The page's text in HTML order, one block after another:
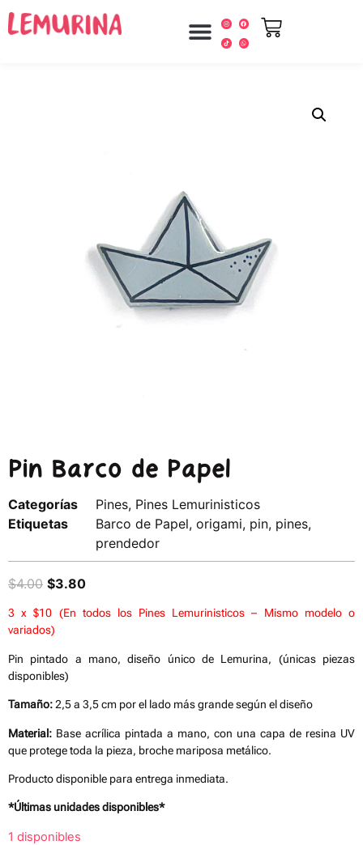
Pin Barco de Papel
Categorías Pines, Pines Lemurinisticos
Etiquetas
Barco de Papel, origami, pin, pines,
prendedor
$4.00 $3.80
3 x $10 (En todos los Pines Lemurinisticos – Mismo modelo o
variados)
Pin pintado a mano, diseño único de Lemurina, (únicas piezas
disponibles)
Tamaño:2,5 a 3,5 cm por el lado más grande según el diseño
Material: Base acrílica pintada a mano, con una capa de resina UV
que protege toda la pieza, broche mariposa metálico.
Producto disponible para entrega inmediata.
*Últimas unidades disponibles*
1 disponibles